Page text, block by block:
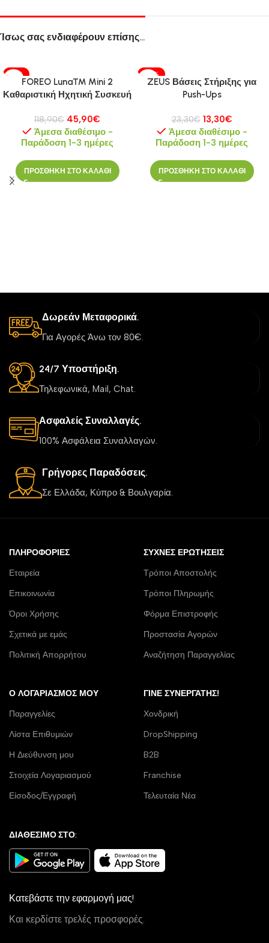
Ίσως σας ενδιαφέρουν επίσης…
-61%
HOTFOREO Luna™ Mini 2
Καθαριστική Ηχητική Συσκευή
118,90€ 45,90€
Άμεσα διαθέσιμο -
Παράδοση 1-3 ημέρες
ΠΡΟΣΘΗΚΗ ΣΤΟ ΚΑΛΑΘΙ
-43%
ZEUS Βάσεις Στήριξης για
Push-Ups
23,30€ 13,30€
Άμεσα διαθέσιμο -
Παράδοση 1-3 ημέρες
ΠΡΟΣΘΗΚΗ ΣΤΟ ΚΑΛΑΘΙ
Δωρεάν Μεταφορικά.
Για Αγορές Άνω τον 80€.
24/7 Υποστήριξη.
Τηλεφωνικά, Mail, Chat.
Ασφαλείς Συναλλαγές.
100% Ασφάλεια Συναλλαγών.
Γρήγορες Παραδόσεις.
Σε Ελλάδα, Κύπρο & Βουλγαρία.
ΠΛΗΡΟΦΟΡΊΕΣ
Εταιρεία
Επικοινωνία
Όροι Χρήσης
Σχετικά με εμάς
Πολιτική Απορρήτου
ΣΥΧΝΈΣ ΕΡΩΤΉΣΕΙΣ
Τρόποι Αποστολής
Τρόποι Πληρωμής
Φόρμα Επιστροφής
Προστασία Αγορών
Αναζήτηση Παραγγελίας
Ο ΛΟΓΑΡΙΑΣΜΌΣ ΜΟΥ
Παραγγελίες
Λίστα Επιθυμιών
Η Διεύθυνση μου
Στοιχεία Λογαριασμού
Είσοδος/Εγγραφή
ΓΊΝΕ ΣΥΝΕΡΓΆΤΗΣ!
Χονδρική
DropShipping
B2B
Franchise
Τελευταία Νέα
ΔΙΑΘΕΣΙΜΟ ΣΤΟ:
Κατεβάστε την εφαρμογή μας!
Και κερδίστε τρελές προσφορές.